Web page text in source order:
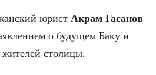
юрист Акрам Гасанов
о будущем Баку и
столицы.